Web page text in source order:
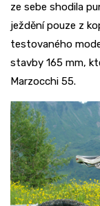
ze sebe shodila
ježdění pouze z
testovaného
stavby 165 mm,
Marzocchi 55.